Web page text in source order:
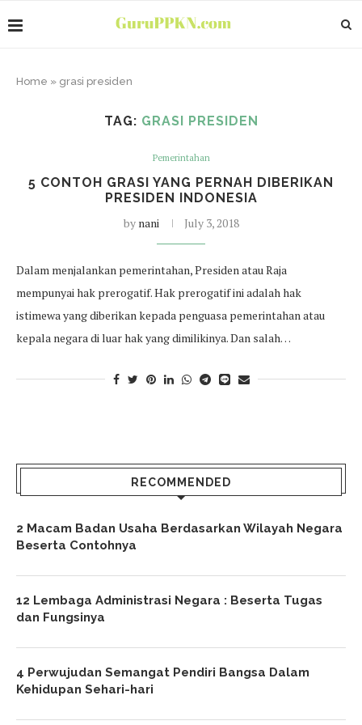
Home » grasi presiden
TAG: GRASI PRESIDEN
Pemerintahan
5 CONTOH GRASI YANG PERNAH DIBERIKAN
PRESIDEN INDONESIA
by nani July 3, 2018
Dalam menjalankan pemerintahan, Presiden atau Raja
mempunyai hak prerogatif. Hak prerogatif ini adalah hak
istimewa yang diberikan kepada penguasa pemerintahan atau
kepala negara di luar hak yang dimilikinya. Dan salah…
RECOMMENDED
2 Macam Badan Usaha Berdasarkan Wilayah Negara
Beserta Contohnya
12 Lembaga Administrasi Negara : Beserta Tugas
dan Fungsinya
4 Perwujudan Semangat Pendiri Bangsa Dalam
Kehidupan Sehari-hari